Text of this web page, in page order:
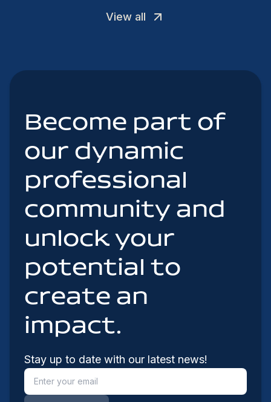
View all
Become part of
our dynamic
professional
community and
unlock your
potential to
create an
impact.
Stay up to date with our latest news!